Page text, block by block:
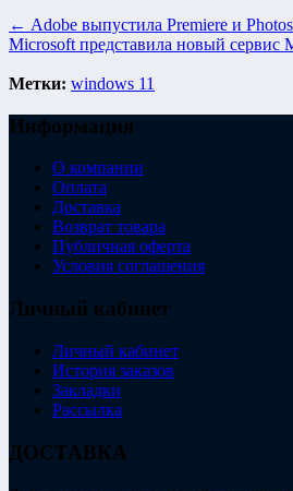
← Adobe выпустила Premiere и
Microsoft представила новый сервис
Метки: windows 11
Информация
О компании
Оплата
Доставка
Возврат товара
Публичная оферта
Условия соглашения
Личный кабинет
Личный кабинет
История заказов
Закладки
Рассылка
ДОСТАВКА